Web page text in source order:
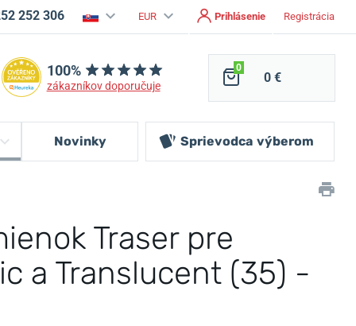
252 306 EUR Prihlásenie Registrácia
100%
zákazníkov doporučuje
0
0 €
Novinky Sprievodca výberom
Traser pre
a Translucent (35) -